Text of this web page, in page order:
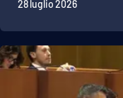
28 luglio 2026